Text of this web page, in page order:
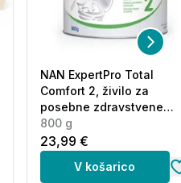
terapiji,
v primeru krvave
venskim katetrom.
drugih dodatkov
zaščiteno pred
NAN ExpertPro Total
Comfort 2, živilo za
posebne zdravstvene
namene (800 g)
800 g
23,99 €
V košarico